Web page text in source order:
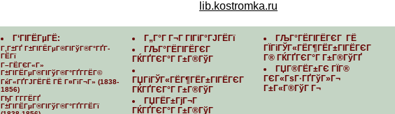
lib.kostromka.ru
Г‘ГІГЁГµГЁ:
Г‚Г±ГҐ Г±ГІГЁГµГ®ГІГўГ®Г°ГҐГ­
ГЁГї
Г–ГЁГЄГ«Г»
Г±ГІГЁГµГ®ГІГўГ®Г°ГҐГ­ГЁГ©
ГќГ«ГҐГЈГЁГЁ ГЁ Г¤ГіГ¬Г» (1838-
1856)
ГђГ Г­Г­ГЁГҐ
Г±ГІГЁГµГ®ГІГўГ®Г°ГҐГ­ГЁГї
Г„Г°Г Г¬Г ГІГіГ°ГЈГЁГї
ГЉГ°ГЁГІГЁГЄГ
ГЌГҐГЄГ°Г Г±Г®ГўГ
ГЏГіГЎГ«ГЁГ¶ГЁГ±ГІГЁГЄГ
ГЌГҐГЄГ°Г Г±Г®ГўГ
ГЏГЁГ±ГјГ¬Г
ГЌГҐГЄГ°Г Г±Г®ГўГ
ГЉГ°ГЁГІГЁГЄГ ГЁ
ГЇГіГЎГ«ГЁГ¶ГЁГ±ГІГЁГЄГ
Г® ГЌГҐГЄГ°Г Г±Г®ГўГҐ
ГЏГ®ГЁГ±ГЄ ГЇГ®
ГЄГ«ГѕГ·ГҐГўГ»Г¬
Г±Г«Г®ГўГ Г¬